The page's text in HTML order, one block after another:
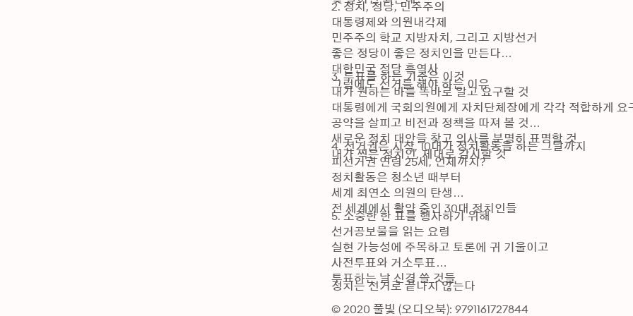
2. 정치, 정당, 민주주의
대통령제와 의원내각제
민주주의 학교 지방자치, 그리고 지방선거
좋은 정당이 좋은 정치인을 만든다
대한민국 정당 흑역사
그럼에도 선거를 해야 하는 이유
3. 투표를 하는 기준은 이것
내가 원하는 바를 똑바로 알고 요구할 것
대통령에게 국회의원에게 자치단체장에게 각각 적합하게 요
공약을 살피고 비전과 정책을 따져 볼 것
새로운 정치 대안을 찾고 의사를 분명히 표명할 것
내가 찍은 정치인, 제대로 감시할 것
4. 선거권은 시작, 10대가 정치활동을 하는 그날까지
피선거권 연령 25세, 언제까지?
정치활동은 청소년 때부터
세계 최연소 의원의 탄생
전 세계에서 활약 중인 30대 정치인들
5. 소중한 한 표를 행사하기 위해
선거공보물을 읽는 요령
실현 가능성에 주목하고 토론에 귀 기울이고
사전투표와 거소투표
투표하는 날 신경 쓸 것들
정치는 선거로 끝나지 않는다
© 2020 풀빛 (오디오북): 9791161727844